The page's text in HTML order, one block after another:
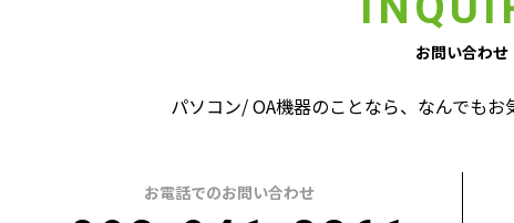
お問い合わせ
パソコン/ OA機器のことなら、なんでもお
お電話でのお問い合わせ